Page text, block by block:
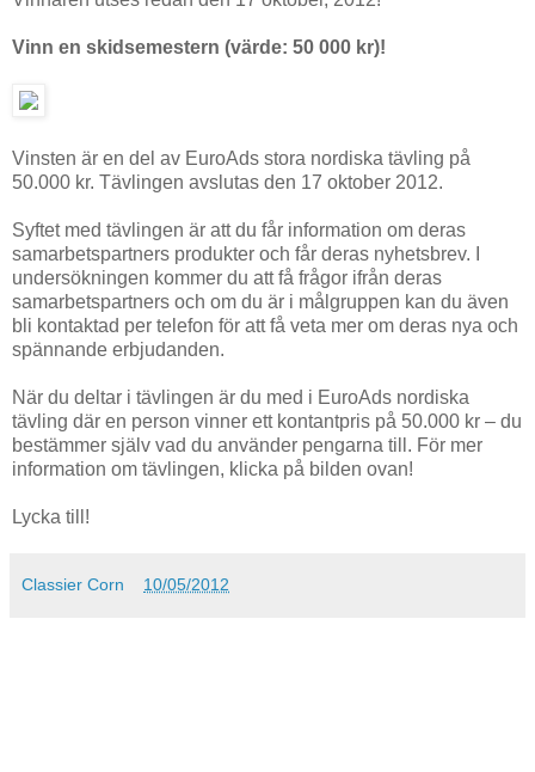
Vinn en skidsemestern (värde: 50 000 kr)!
Vinsten är en del av EuroAds stora nordiska tävling på
50.000 kr. Tävlingen avslutas den 17 oktober 2012.
Syftet med tävlingen är att du får information om deras
samarbetspartners produkter och får deras nyhetsbrev. I
undersökningen kommer du att få frågor ifrån deras
samarbetspartners och om du är i målgruppen kan du även
bli kontaktad per telefon för att få veta mer om deras nya och
spännande erbjudanden.
När du deltar i tävlingen är du med i EuroAds nordiska
tävling där en person vinner ett kontantpris på 50.000 kr – du
bestämmer själv vad du använder pengarna till. För mer
information om tävlingen, klicka på bilden ovan!
Lycka till!
Classier Corn 10/05/2012